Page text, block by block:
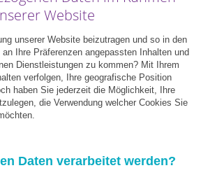
Website
unserer Website beizutragen und so in den
Ihre Präferenzen angepassten Inhalten und
Dienstleistungen zu kommen? Mit Ihrem
verfolgen, Ihre geografische Position
haben Sie jederzeit die Möglichkeit, Ihre
die Verwendung welcher Cookies Sie
Daten verarbeitet werden?